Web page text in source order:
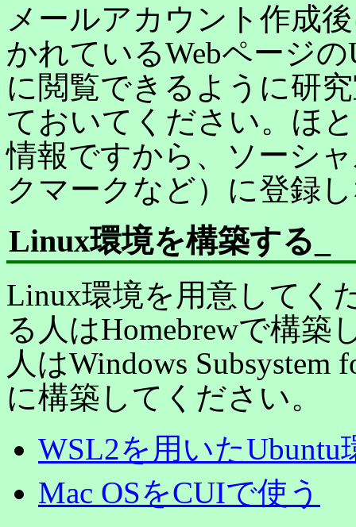
メールアカウント作成
かれているWebページ
に閲覧できるように研
ておいてください。ほ
情報ですから、ソーシ
クマークなど）に登録
Linux環境を構築する
Linux環境を用意してく
る人はHomebrewで構築
人はWindows Subsystem
に構築してください。
WSL2を用いたUbuntu
Mac OSをCUIで使う